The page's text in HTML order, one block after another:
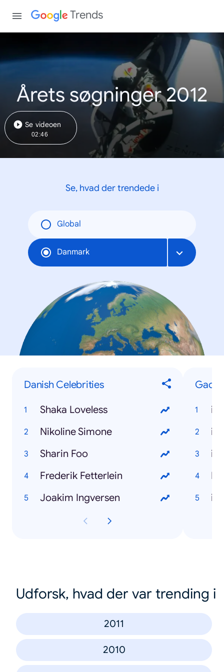
Trends
Årets søgninger 2012
Se videoen
02:46
Se, hvad der trendede i
Global
Danmark
Danish Celebrities
Shaka Loveless
Nikoline Simone
Sharin Foo
Frederik Fetterlein
Joakim Ingversen
Udforsk, hvad der var trending i
2011
2010